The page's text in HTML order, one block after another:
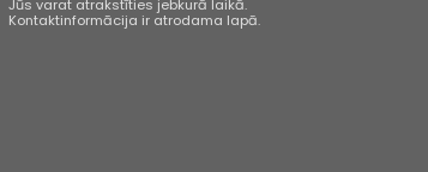
Jūs varat atrakstīties jebkurā laikā.
Kontaktinformācija ir atrodama lapā.